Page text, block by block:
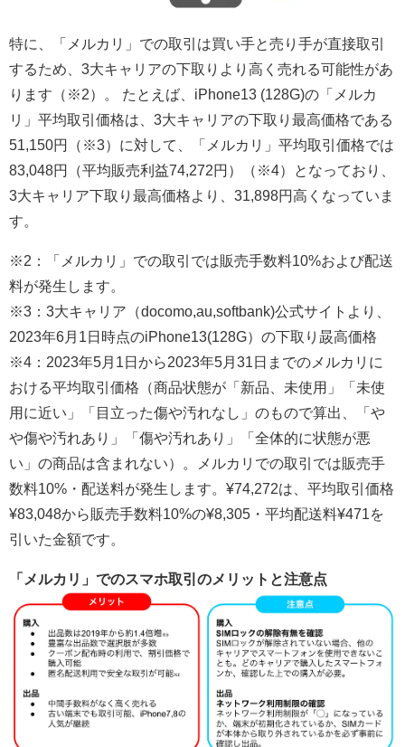
特に、「メルカリ」での取引は買い手と売り手が直接取引
するため、3大キャリアの下取りより高く売れる可能性があ
ります（※2）。 たとえば、iPhone13 (128G)の「メルカ
リ」平均取引価格は、3大キャリアの下取り最高価格である
51,150円（※3）に対して、「メルカリ」平均取引価格では
83,048円（平均販売利益74,272円）（※4）となっており、
3大キャリア下取り最高価格より、31,898円高くなっていま
す。
※2：「メルカリ」での取引では販売手数料10%および配送
料が発生します。
※3：3大キャリア（docomo,au,softbank)公式サイトより、
2023年6月1日時点のiPhone13(128G）の下取り晸高価格
※4：2023年5月1日から2023年5月31日までのメルカリに
おける平均取引価格（商品状態が「新品、未使用」「未使
用に近い」「目立った傷や汚れなし」のもので算出、「や
や傷や汚れあり」「傷や汚れあり」「全体的に状態が悪
い」の商品は含まれない）。メルカリでの取引では販売手
数料10%・配送料が発生します。¥74,272は、平均取引価格
¥83,048から販売手数料10%の¥8,305・平均配送料¥471を
引いた金額です。
「メルカリ」でのスマホ取引のメリットと注意点